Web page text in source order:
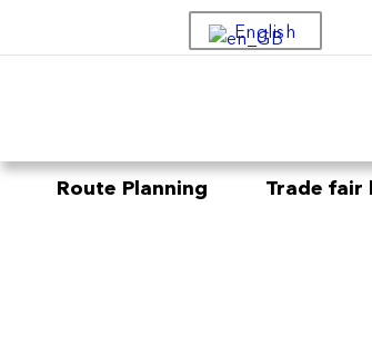
English
Route Planning Trade fair